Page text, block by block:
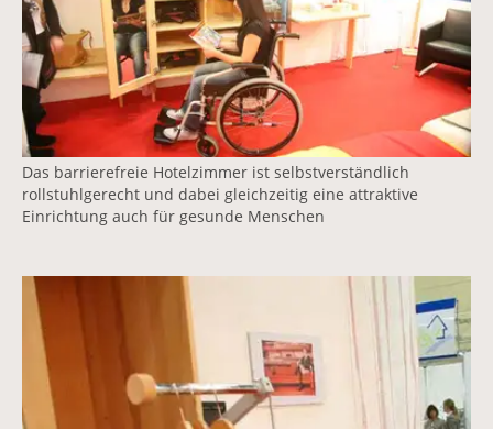
Das barrierefreie Hotelzimmer ist selbstverständlich
rollstuhlgerecht und dabei gleichzeitig eine attraktive
Einrichtung auch für gesunde Menschen
Vergrößerte Version anzeigen